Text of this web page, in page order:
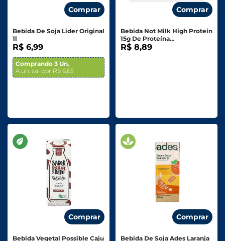
Comprar
Bebida De Soja Lider Original
1l
R$ 6,99
Comprando 3 Un.
A un. sai por R$ 6,65
Comprar
Bebida Not Milk High Protein
15g De Proteína
Baunilha/Coco 250ml
R$ 8,89
Comprar
Bebida Vegetal Possible Caju
Comprar
Bebida De Soja Ades Laranja